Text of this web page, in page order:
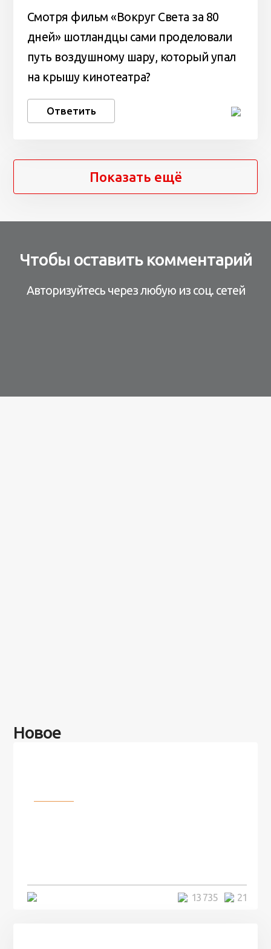
Cмотря фильм «Вокруг Света за 80
дней» шотландцы сами проделовали
путь воздушному шару, который упал
на крышу кинотеатра?
Ответить
Показать ещё
Чтобы оставить комментарий
Авторизуйтесь через любую из соц. сетей
Новое
21
13 735